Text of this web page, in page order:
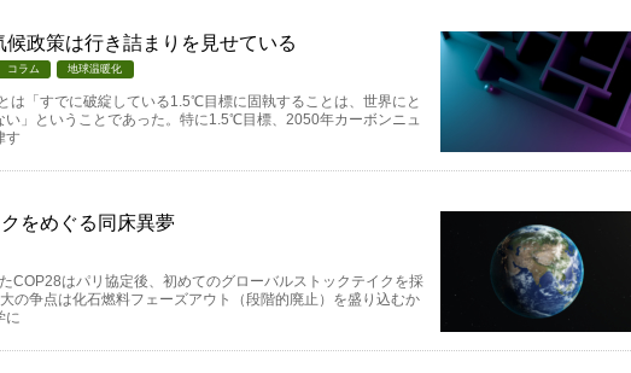
政策は行き詰まりを見せている
コラム 地球温暖化
は「すでに破綻している1.5℃目標に固執することは、世界にと
い」ということであった。特に1.5℃目標、2050年カーボンニュ
す
をめぐる同床異夢
COP28はパリ協定後、初めてのグローバルストックテイクを採
の争点は化石燃料フェーズアウト（段階的廃止）を盛り込むか
に